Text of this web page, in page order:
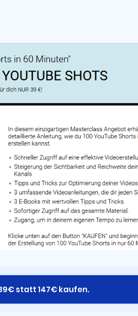
statt 147€ kaufen.